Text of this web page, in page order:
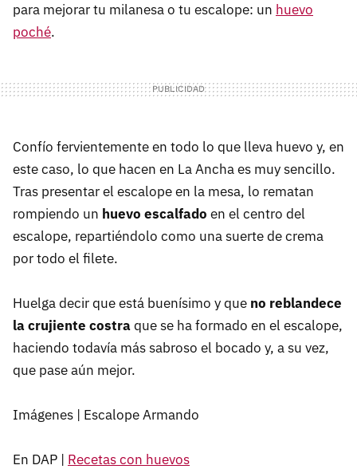
para mejorar tu milanesa o tu escalope: un huevo
poché.
Confío fervientemente en todo lo que lleva huevo y, en
este caso, lo que hacen en La Ancha es muy sencillo.
Tras presentar el escalope en la mesa, lo rematan
rompiendo un huevo escalfado en el centro del
escalope, repartiéndolo como una suerte de crema
por todo el filete.
Huelga decir que está buenísimo y que no reblandece
la crujiente costraque se ha formado en el escalope,
haciendo todavía más sabroso el bocado y, a su vez,
que pase aún mejor.
Imágenes | Escalope Armando
En DAP | Recetas con huevos